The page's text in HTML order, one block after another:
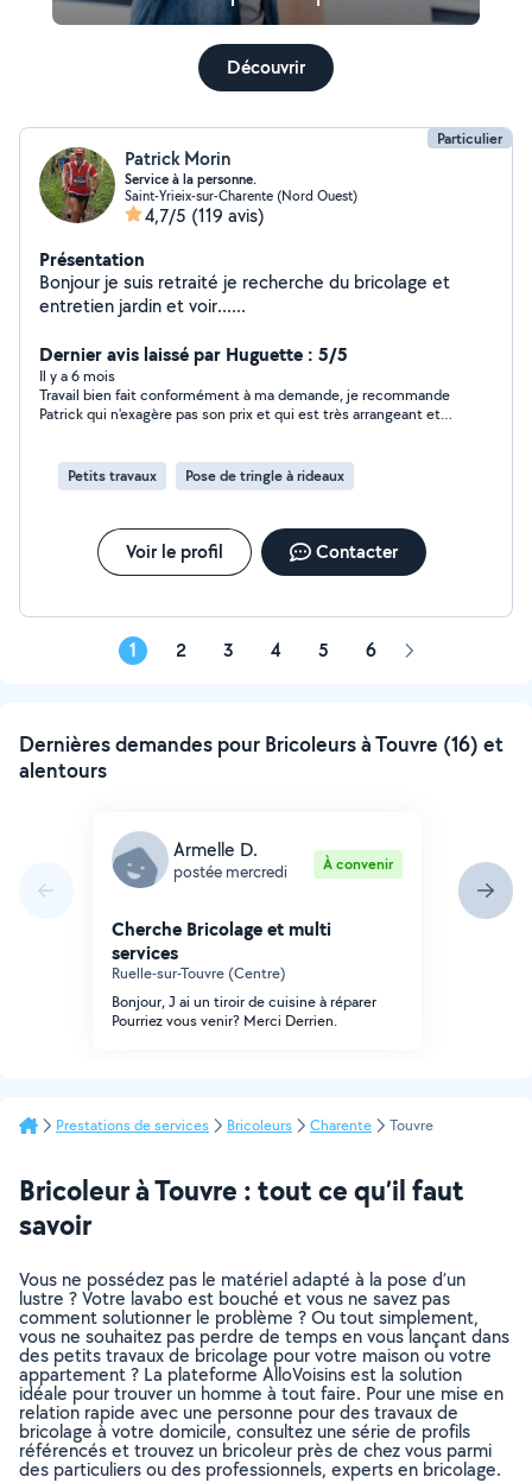
Découvrir
Particulier
Patrick Morin
Service à la personne.
Saint-Yrieix-sur-Charente (Nord Ouest)
4,7/5 (119 avis)
Présentation
Bonjour je suis retraité je recherche du bricolage et
entretien jardin et voir......
Dernier avis laissé par Huguette : 5/5
Il y a 6 mois
Travail bien fait conformément à ma demande, je recommande
Patrick qui n'exagère pas son prix et qui est très arrangeant et
Petits travaux Pose de tringle à rideaux
Voir le profil Contacter
1 2 3 4 5 6 Page
Dernières demandes pour Bricoleurs à Touvre (16) et
alentours
Armelle D.
postée mercredi À convenir
Cherche Bricolage et multi
services
Ruelle-sur-Touvre (Centre)
Bonjour, J ai un tiroir de cuisine à réparer
Pourriez vous venir? Merci Derrien.
Prestations de services Bricoleurs Charente Touvre
Bricoleur à Touvre : tout ce qu’il faut
savoir
Vous ne possédez pas le matériel adapté à la pose d’un
lustre ? Votre lavabo est bouché et vous ne savez pas
comment solutionner le problème ? Ou tout simplement,
vous ne souhaitez pas perdre de temps en vous lançant dans
des petits travaux de bricolage pour votre maison ou votre
appartement ? La plateforme AlloVoisins est la solution
idéale pour trouver un homme à tout faire. Pour une mise en
relation rapide avec une personne pour des travaux de
bricolage à votre domicile, consultez une série de profils
référencés et trouvez un bricoleur près de chez vous parmi
des particuliers ou des professionnels, experts en bricolage.